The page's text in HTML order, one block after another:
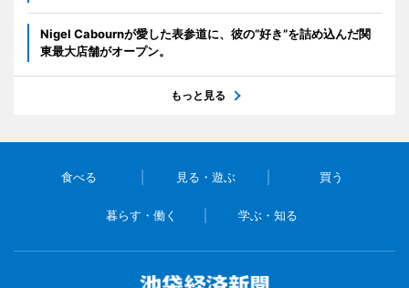
Nigel Cabournが愛した表参道に、彼の“好き”を詰め込んだ関
東最大店舗がオープン。
もっと見る
食べる 見る・遊ぶ 買う
暮らす・働く 学ぶ・知る